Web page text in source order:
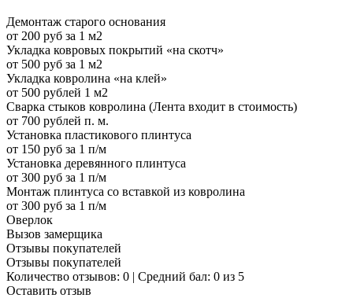
Демонтаж старого основания
от 200 руб за 1 м2
Укладка ковровых покрытий «на скотч»
от 500 руб за 1 м2
Укладка ковролина «на клей»
от 500 рублей 1 м2
Сварка стыков ковролина (Лента входит в стоимость)
от 700 рублей п. м.
Установка пластикового плинтуса
от 150 руб за 1 п/м
Установка деревянного плинтуса
от 300 руб за 1 п/м
Монтаж плинтуса со вставкой из ковролина
от 300 руб за 1 п/м
Оверлок
Вызов замерщика
Отзывы покупателей
Отзывы покупателей
Количество отзывов: 0 | Средний бал: 0 из 5
Оставить отзыв